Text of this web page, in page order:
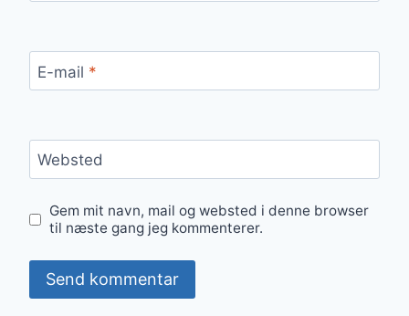
E-mail *
Websted
Gem mit navn, mail og websted i denne browser
til næste gang jeg kommenterer.